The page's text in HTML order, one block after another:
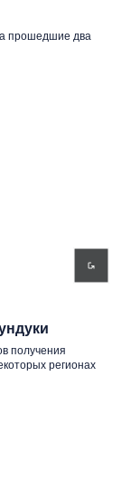
прошедшие два
получения
регионах